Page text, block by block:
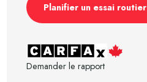
Planifier un essai routier
Demander le rapport